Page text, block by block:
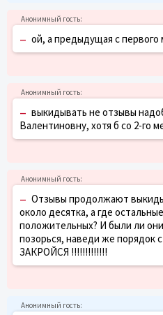
– ой, а предыдущая с первого
– выкидывать не отзывы
Валентиновну, хотя б со 2-го
– Отзывы продолжают
около десятка, а где
положительных? И были ли
позорься, наведи же порядок
ЗАКРОЙСЯ !!!!!!!!!!!!!